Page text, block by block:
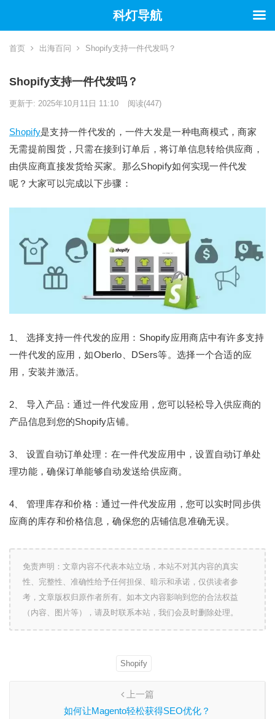
首页 出海百问 Shopify支持一件代发吗？
Shopify支持一件代发吗？
更新于: 2025年10月11日 11:10 阅读(447)
Shopify是支持一件代发的，一件大发是一种电商模式，商家
无需提前囤货，只需在接到订单后，将订单信息转给供应商，
由供应商直接发货给买家。那么Shopify如何实现一件代发
呢？大家可以完成以下步骤：
1、 选择支持一件代发的应用：Shopify应用商店中有许多支持
一件代发的应用，如Oberlo、DSers等。选择一个合适的应
用，安装并激活。
2、 导入产品：通过一件代发应用，您可以轻松导入供应商的
产品信息到您的Shopify店铺。
3、 设置自动订单处理：在一件代发应用中，设置自动订单处
理功能，确保订单能够自动发送给供应商。
4、 管理库存和价格：通过一件代发应用，您可以实时同步供
应商的库存和价格信息，确保您的店铺信息准确无误。
免责声明：文章内容不代表本站立场，本站不对其内容的真实
性、完整性、准确性给予任何担保、暗示和承诺，仅供读者参
考，文章版权归原作者所有。如本文内容影响到您的合法权益
（内容、图片等），请及时联系本站，我们会及时删除处理。
Shopify
上一篇
如何让Magento轻松获得SEO优化？
科灯导航